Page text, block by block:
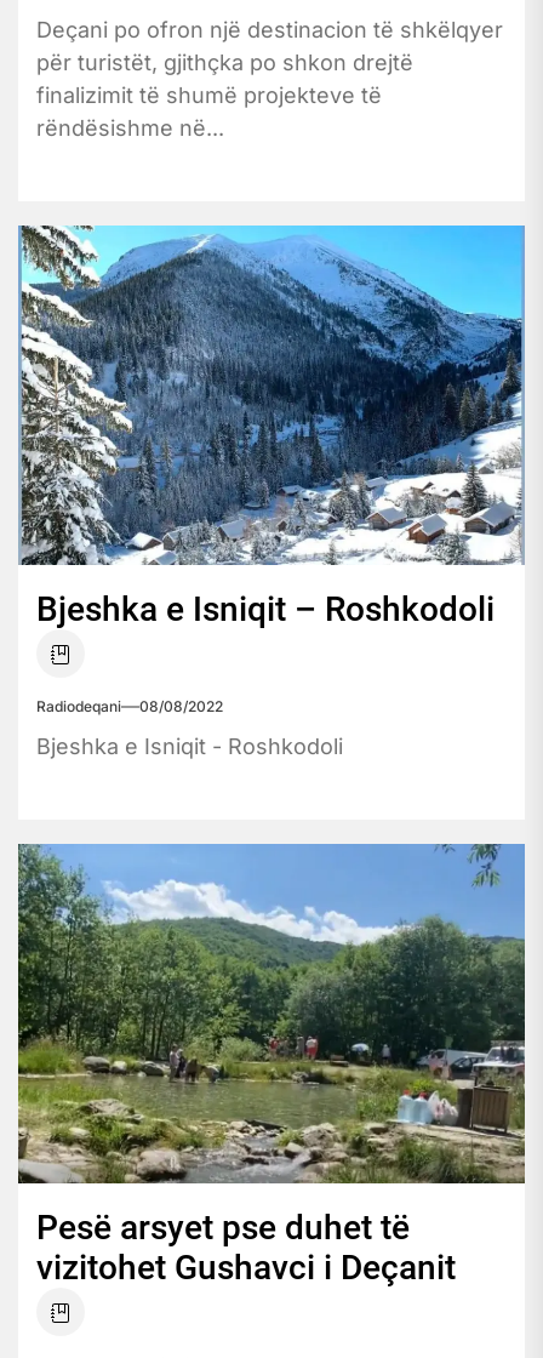
Deçani po ofron një destinacion të shkëlqyer
për turistët, gjithçka po shkon drejtë
finalizimit të shumë projekteve të
rëndësishme në...
Bjeshka e Isniqit – Roshkodoli
Radiodeqani 08/08/2022
Bjeshka e Isniqit - Roshkodoli
Pesë arsyet pse duhet të
vizitohet Gushavci i Deçanit